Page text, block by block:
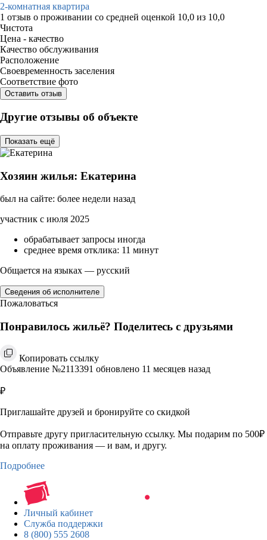
2-комнатная квартира
1 отзыв о проживании со средней оценкой 10,0 из 10,0
Чистота
Цена - качество
Качество обслуживания
Расположение
Своевременность заселения
Соответствие фото
Оставить отзыв
Другие отзывы об объекте
Показать ещё
Хозяин жилья: Екатерина
был на сайте: более недели назад
участник с июля 2025
обрабатывает запросы иногда
среднее время отклика: 11 минут
Общается на языках — русский
Сведения об исполнителе
Пожаловаться
Понравилось жильё? Поделитесь с друзьями
Копировать ссылку
Объявление №2113391 обновлено 11 месяцев назад
₽
Приглашайте друзей и бронируйте со скидкой
Отправьте другу пригласительную ссылку. Мы подарим по 500₽
на оплату проживания — и вам, и другу.
Подробнее
Личный кабинет
Служба поддержки
8 (800) 555 2608